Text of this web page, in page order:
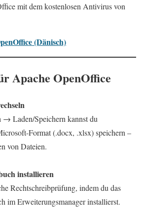
mitdem kostenlosen Antivirus von
(Dänisch)
Apache OpenOffice
→ Laden/Speichern kannst du
Format (.docx, .xlsx) speichern –
von Dateien.
installieren
Rechtschreibprüfung, indem du das
im Erweiterungsmanager installierst.